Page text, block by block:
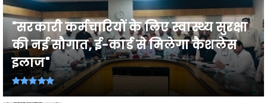
"सरकारी कर्मचारियों के लिए स्वास्थ्य सुरक्षा
की नई सौगात, ई-कार्ड से मिलेगा कैशलेस
इलाज"